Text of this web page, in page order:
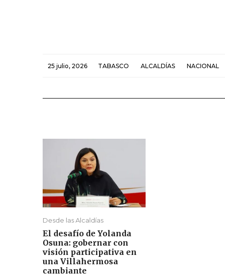
25 julio, 2026 TABASCO ALCALDÍAS NACIONAL
Desde las Alcaldías
El desafío de Yolanda
Osuna: gobernar con
visión participativa en
una Villahermosa
cambiante